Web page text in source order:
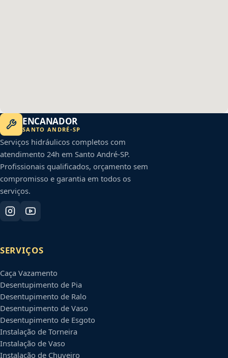
ENCANADOR
SANTO ANDRÉ-SP
Serviços hidráulicos completos com
atendimento 24h em Santo André-SP.
Profissionais qualificados, orçamento sem
compromisso e garantia em todos os
serviços.
SERVIÇOS
Caça Vazamento
Desentupimento de Pia
Desentupimento de Ralo
Desentupimento de Vaso
Desentupimento de Esgoto
Instalação de Torneira
Instalação de Vaso
Instalação de Chuveiro